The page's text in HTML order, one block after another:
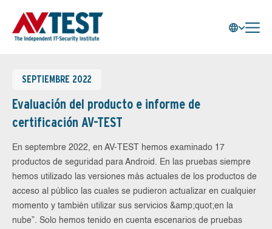
SEPTIEMBRE 2022
Evaluación del producto e informe de
certificación AV-TEST
En septembre 2022, en AV-TEST hemos examinado 17
productos de seguridad para Android. En las pruebas siempre
hemos utilizado las versiones más actuales de los productos de
acceso al público las cuales se pudieron actualizar en cualquier
momento y también utilizar sus servicios &amp;quot;en la
nube”. Solo hemos tenido en cuenta escenarios de pruebas